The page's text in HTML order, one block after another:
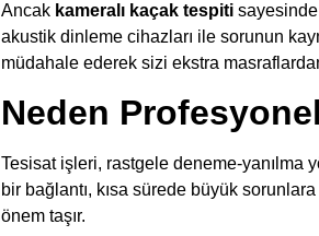
Ancak kameralı kaçak tespitisayesinde
akustik dinleme cihazları ile sorunun
müdahale ederek sizi ekstra
Neden Profesyonel
Tesisat işleri, rastgele deneme-yanılma
bir bağlantı, kısa sürede büyük
önem taşır.